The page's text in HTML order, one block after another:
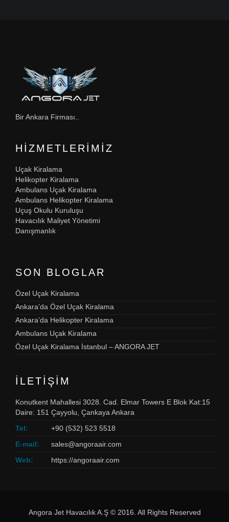
Bir Ankara Firması..
HIZMETLERIMIZ
Uçak Kiralama
Helikopter Kiralama
Ambulans Uçak Kiralama
Ambulans Helikopter Kiralama
Uçuş Okulu Kuruluşu
Havacılık Maliyet Yönetimi
Danışmanlık
SON BLOGLAR
Özel Uçak Kiralama
Ankara’da Özel Uçak Kiralama
Ankara’da Helikopter Kiralama
Ambulans Uçak Kiralama
Özel Uçak Kiralama İstanbul – ANGORA JET
İLETIŞIM
Konutkent Mahallesi 3028. Cad. Elmar Towers E Blok Kat:15
Daire: 151 Çayyolu, Çankaya Ankara
Tel:
+90 (532) 523 5518
E-mail:
sales@angoraair.com
Web:
https://angoraair.com
Angora Jet Havacılık A.Ş © 2016. All Rights Reserved